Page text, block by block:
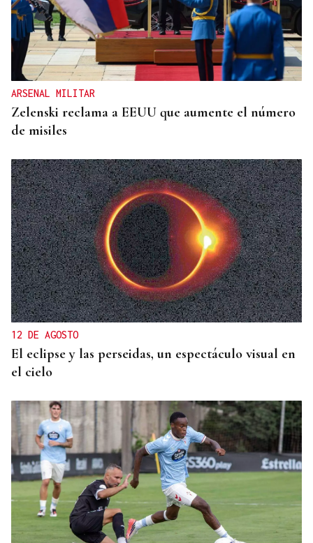
VIOLENCIA MACHISTA
Prisión sin fianza para el hombre que asesinó a su
mujer en un centro comercial de Murcia
ARSENAL MILITAR
Zelenski reclama a EEUU que aumente el número
de misiles
12 DE AGOSTO
El eclipse y las perseidas, un espectáculo visual en
el cielo